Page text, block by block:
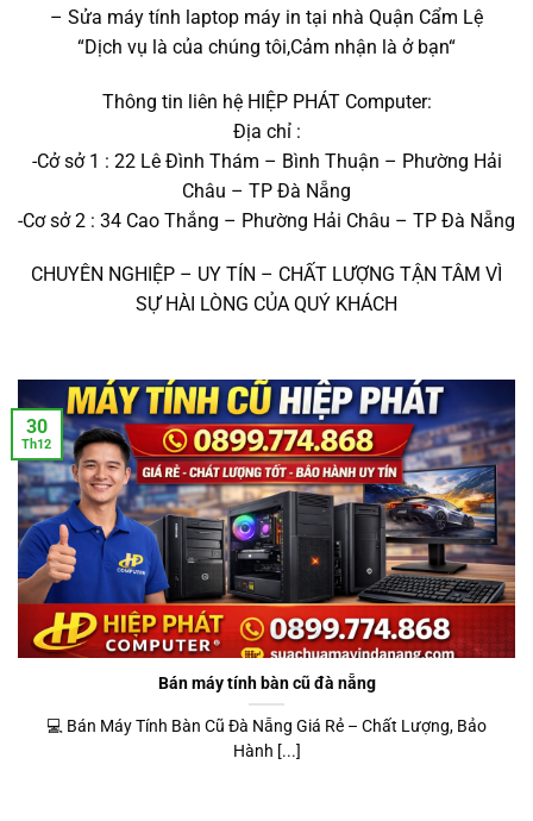
– Sửa máy tính laptop máy in tại nhà Quận Cẩm Lệ
“Dịch vụ là của chúng tôi,Cảm nhận là ở bạn“
Thông tin liên hệ HIỆP PHÁT Computer:
Địa chỉ :
-Cở sở 1 : 22 Lê Đình Thám – Bình Thuận – Phường Hải
Châu – TP Đà Nẵng
-Cơ sở 2 : 34 Cao Thắng – Phường Hải Châu – TP Đà Nẵng
CHUYÊN NGHIỆP – UY TÍN – CHẤT LƯỢNG TẬN TÂM VÌ
SỰ HÀI LÒNG CỦA QUÝ KHÁCH
Bán máy tính bàn cũ đà nẵng
💻 Bán Máy Tính Bàn Cũ Đà Nẵng Giá Rẻ – Chất Lượng, Bảo
Hành [...]
30
Th12